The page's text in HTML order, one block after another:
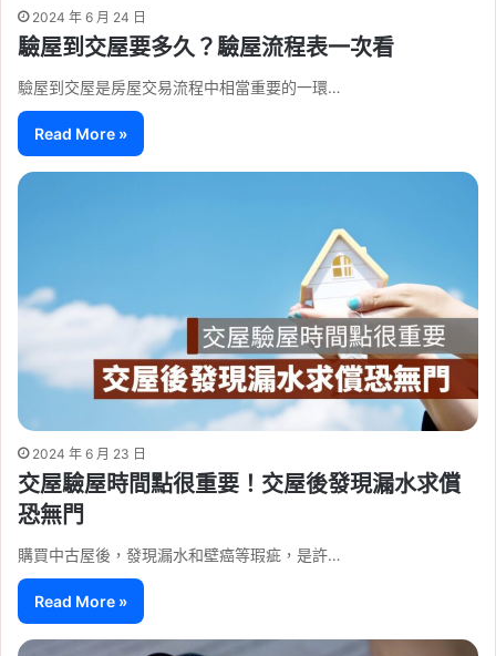
2024 年 6 月 24 日
驗屋到交屋要多久？驗屋流程表一次看
驗屋到交屋是房屋交易流程中相當重要的一環…
Read More »
2024 年 6 月 23 日
交屋驗屋時間點很重要！交屋後發現漏水求償
恐無門
購買中古屋後，發現漏水和壁癌等瑕疵，是許…
Read More »